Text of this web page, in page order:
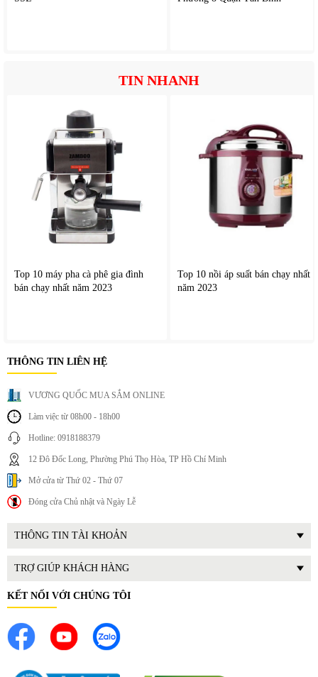
TIN NHANH
Top 10 máy pha cà phê gia đình
bán chạy nhất năm 2023
Top 10 nồi áp suất bán chạy nhất
năm 2023
THÔNG TIN LIÊN HỆ
VƯƠNG QUỐC MUA SẮM ONLINE
Làm việc từ 08h00 - 18h00
Hotline: 0918188379
12 Đô Đốc Long, Phường Phú Thọ Hòa, TP Hồ Chí Minh
Mở cửa từ Thứ 02 - Thứ 07
Đóng cửa Chủ nhật và Ngày Lễ
THÔNG TIN TÀI KHOẢN
TRỢ GIÚP KHÁCH HÀNG
KẾT NỐI VỚI CHÚNG TÔI